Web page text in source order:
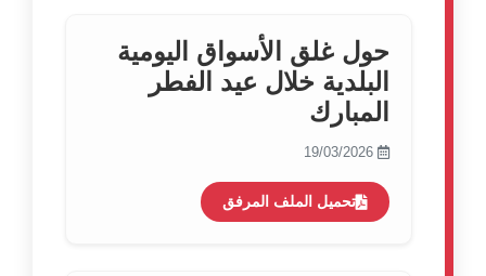
حول غلق الأسواق اليومية
البلدية خلال عيد الفطر
المبارك
تحميل الملف المرفق